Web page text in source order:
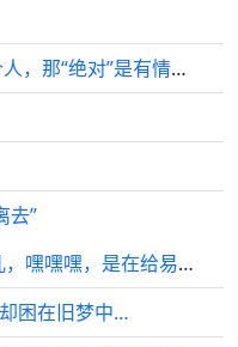
如果说《六姊妹》只捧红了一个人，那“绝对”是有情有义的老三
去”
2.22 化jian小区 小手机真好玩儿，嘿嘿嘿，是在给易拉罐发消息吗？
困在旧梦中…